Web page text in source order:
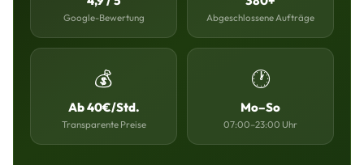
Google-Bewertung Abgeschlossene Aufträge
💰
Ab 40€/Std.
Transparente Preise
🕐
Mo–So
07:00–23:00 Uhr